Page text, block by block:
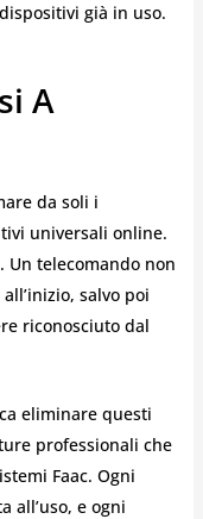
già in uso.
A
da soli i
universali online.
telecomando non
salvo poi
riconosciuto dal
eliminare questi
professionali che
Faac. Ogni
all’uso, e ogni